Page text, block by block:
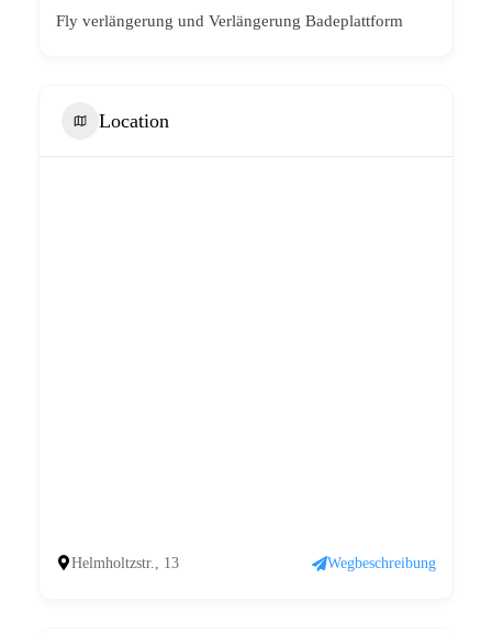
Fly verlängerung und Verlängerung Badeplattform
Location
Helmholtzstr., 13 Wegbeschreibung